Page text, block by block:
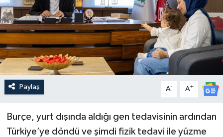
Paylaş A- A+
Burçe, yurt dışında aldığı gen tedavisinin ardından
Türkiye’ye döndü ve şimdi fizik tedavi ile yüzme
Resmi İlan
Sağlık & Yaşam
Siyaset
Spor